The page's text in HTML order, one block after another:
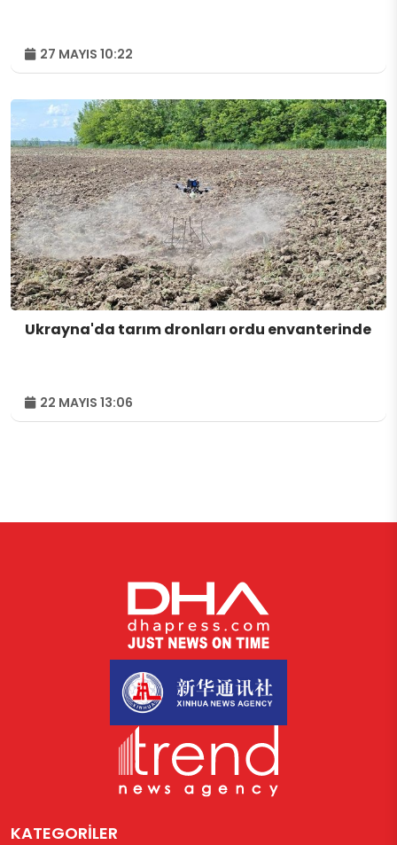
27 MAYIS 10:22
Ukrayna'da tarım dronları ordu envanterinde
22 MAYIS 13:06
KATEGORİLER